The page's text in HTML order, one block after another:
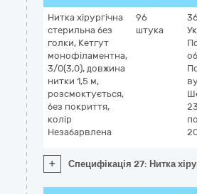
Нитка хірургічна
стерильна без
голки, Кетгут
монофіламентна,
3/0(3,0), довжина
нитки 1,5 м,
розсмоктується,
без покриття,
колір
Незабарвлена
96
штука
23
+ Специфікація 27: Нитка